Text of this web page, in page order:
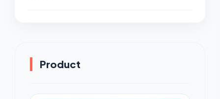
Product